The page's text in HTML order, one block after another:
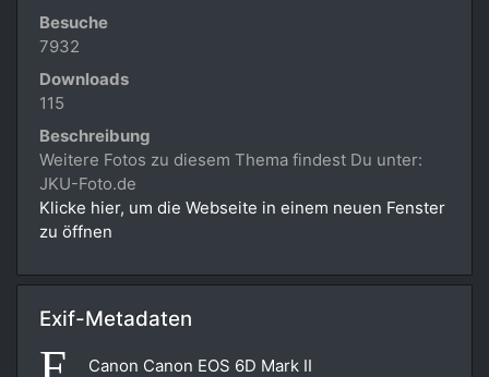
Besuche
7932
Downloads
115
Beschreibung
Weitere Fotos zu diesem Thema findest Du unter:
JKU-Foto.de
Klicke hier, um die Webseite in einem neuen Fenster
zu öffnen
Exif-Metadaten
Canon Canon EOS 6D Mark II